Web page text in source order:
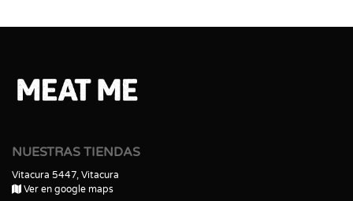
NUESTRAS TIENDAS
Vitacura 5447, Vitacura
Ver en google maps